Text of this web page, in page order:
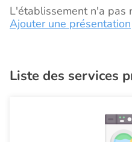
L'établissement n'a pas
Ajouter une présentation
Liste des services